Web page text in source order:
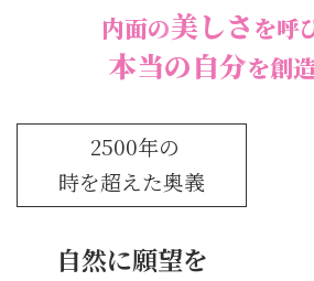
内面の美しさ を呼
本当の自分を創
2500年の
時を超えた奥義
自然に願望を